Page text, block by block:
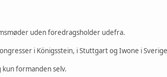
uden foredragsholder udefra.
i Königsstein, i Stuttgart og Iwone i
formanden selv.